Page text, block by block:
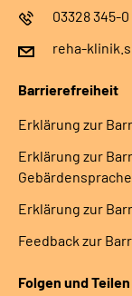
03328 345-0
reha-
Barrierefreiheit
Erklärung zur
Erklärung zur
Gebärdensprache
Erklärung zur
Feedback zur
Folgen und Teilen